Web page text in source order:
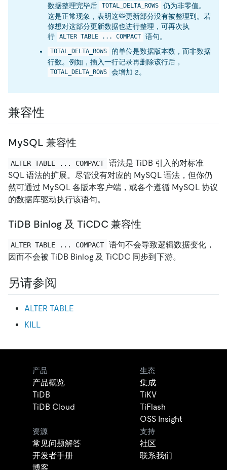
数据整理完毕后
TOTAL_DELTA_ROWS
仍为非零值。
这是正常现象，表明这些更新部分没有被整理到。若
你想对这部分更新数据也进行整理，可再次执
行
ALTER TABLE ... COMPACT 语句。
TOTAL_DELTA_ROWS
的单位是数据版本数，而非数据
行数。例如，插入一行记录再删除该行后，
TOTAL_DELTA_ROWS 会增加 2。
兼容性
MySQL 兼容性
ALTER TABLE ... COMPACT 语法是 TiDB 引入的对标准
SQL 语法的扩展。尽管没有对应的 MySQL 语法，但你仍
然可通过 MySQL 各版本客户端，或各个遵循 MySQL 协议
的数据库驱动执行该语句。
TiDB Binlog 及 TiCDC 兼容性
ALTER TABLE ... COMPACT 语句不会导致逻辑数据变化，
因而不会被 TiDB Binlog 及 TiCDC 同步到下游。
另请参阅
ALTER TABLE
KILL
产品
产品概览
TiDB
TiDB Cloud
生态
集成
TiKV
TiFlash
OSS Insight
资源
常见问题解答
开发者手册
博客
支持
社区
联系我们